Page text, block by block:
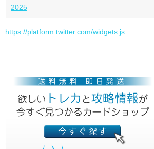
2025
https://platform.twitter.com/widgets.js